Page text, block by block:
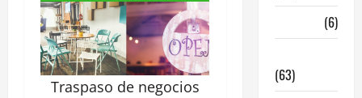
Traspaso de negocios
(6)
(63)